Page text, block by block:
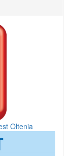
Oltenia